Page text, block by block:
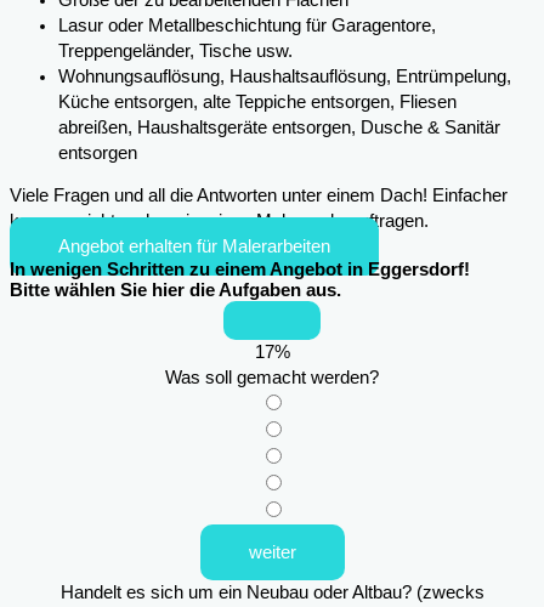
Lasur oder Metallbeschichtung für Garagentore,
Treppengeländer, Tische usw.
Wohnungsauflösung, Haushaltsauflösung, Entrümpelung,
Küche entsorgen, alte Teppiche entsorgen, Fliesen
abreißen, Haushaltsgeräte entsorgen, Dusche & Sanitär
entsorgen
Viele Fragen und all die Antworten unter einem Dach! Einfacher
kann es nicht mehr sein, einen Maler zu beauftragen.
Angebot erhalten für Malerarbeiten
In wenigen Schritten zu einem Angebot in Eggersdorf!
Bitte wählen Sie hier die Aufgaben aus.
17%
Was soll gemacht werden?
weiter
Handelt es sich um ein Neubau oder Altbau? (zwecks